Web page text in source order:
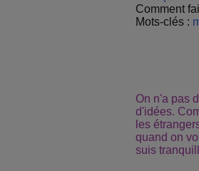
Comment
Mots-clés :
On n'a pas
d'idées.
les
quand on
suis